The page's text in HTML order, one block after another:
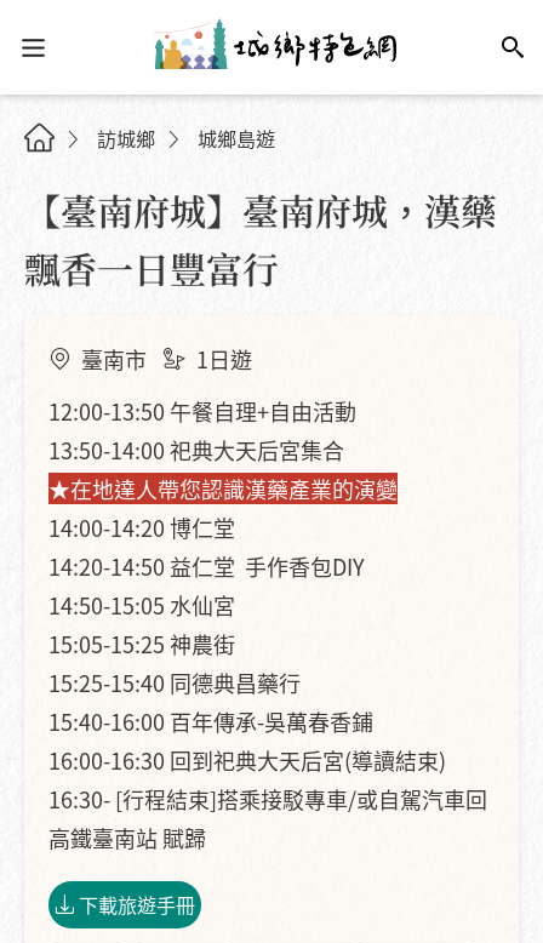
訪城鄉 城鄉島遊
【臺南府城】臺南府城，漢藥
飄香一日豐富行
臺南市
1日遊
12:00-13:50 午餐自理+自由活動
13:50-14:00 祀典大天后宮集合
★在地達人帶您認識漢藥產業的演變
14:00-14:20 博仁堂
14:20-14:50 益仁堂 手作香包DIY
14:50-15:05 水仙宮
15:05-15:25 神農街
15:25-15:40 同德典昌藥行
15:40-16:00 百年傳承-吳萬春香鋪
16:00-16:30 回到祀典大天后宮(導讀結束)
16:30- [行程結束]搭乘接駁專車/或自駕汽車回
高鐵臺南站 賦歸
下載旅遊手冊